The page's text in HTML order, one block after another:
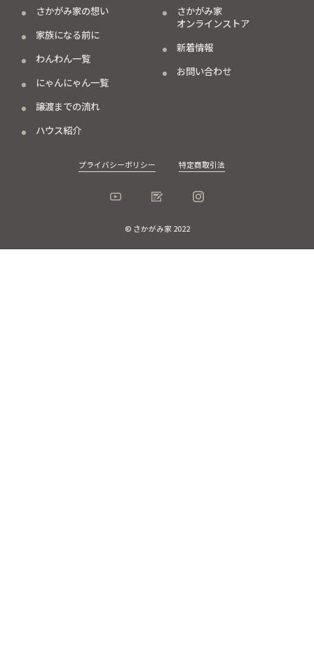
さかがみ家の想い
家族になる前に
わんわん一覧
にゃんにゃん一覧
譲渡までの流れ
ハウス紹介
さかがみ家
オンラインストア
新着情報
お問い合わせ
プライバシーポリシー 特定商取引法
© さかがみ家 2022